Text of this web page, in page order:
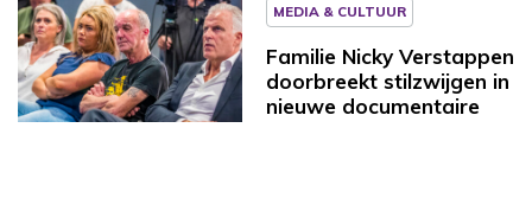
MEDIA & CULTUUR
Familie Nicky Verstappen
doorbreekt stilzwijgen in
nieuwe documentaire